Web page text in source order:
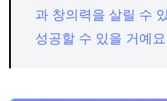
과 창의력을 살릴 수
성공할 수 있을 거예